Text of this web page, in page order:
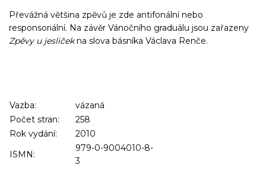
Převážná většina zpěvů je zde antifonální nebo
responsoriální. Na závěr Vánočního graduálu jsou zařazeny
Zpěvy u jesličekna slova básníka Václava Renče.
Vazba:
vázaná
Počet stran:
258
Rok vydání:
2010
ISMN:
979-0-9004010-8-
3